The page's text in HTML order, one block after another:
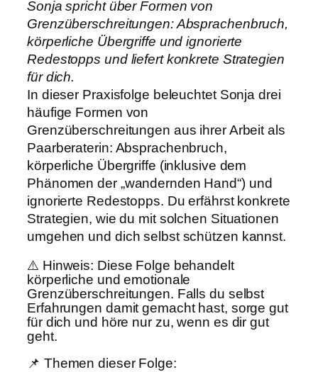
Sonja spricht über Formen von
Grenzüberschreitungen: Absprachenbruch,
körperliche Übergriffe und ignorierte
Redestopps und liefert konkrete Strategien
für dich.
In dieser Praxisfolge beleuchtet Sonja drei
häufige Formen von
Grenzüberschreitungen aus ihrer Arbeit als
Paarberaterin: Absprachenbruch,
körperliche Übergriffe (inklusive dem
Phänomen der „wandernden Hand“) und
ignorierte Redestopps. Du erfährst konkrete
Strategien, wie du mit solchen Situationen
umgehen und dich selbst schützen kannst.
⚠️ Hinweis: Diese Folge behandelt
körperliche und emotionale
Grenzüberschreitungen. Falls du selbst
Erfahrungen damit gemacht hast, sorge gut
für dich und höre nur zu, wenn es dir gut
geht.
📌 Themen dieser Folge: